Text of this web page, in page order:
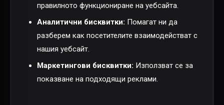
правилното функциониране на уебсайта.
Аналитични бисквитки: Помагат ни да
разберем как посетителите взаимодействат с
нашия уебсайт.
Маркетингови бисквитки: Използват се за
показване на подходящи реклами.